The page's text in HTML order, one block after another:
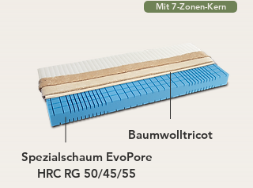
COMFORT & STABILITY
Mit 7-Zonen-Kern
Baumwolltricot
Spezialschaum EvoPore
HRC RG 50/45/55